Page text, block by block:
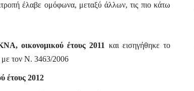
έλαβε ομόφωνα, μεταξύ άλλων, τις πιο κάτω
οικονομικού έτους 2011 και εισηγήθηκε το
τον Ν. 3463/2006
έτους 2012